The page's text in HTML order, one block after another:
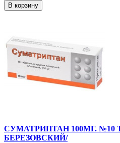
В корзину
СУМАТРИПТАН 100МГ. №10
БЕРЕЗОВСКИЙ/